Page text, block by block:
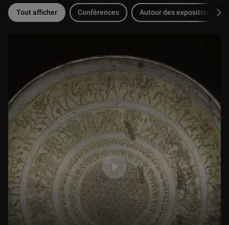
Tout afficher Conférences Autour des expositions du